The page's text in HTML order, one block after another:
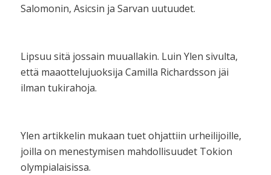
Salomonin, Asicsin ja Sarvan uutuudet.
Lipsuu sitä jossain muuallakin. Luin Ylen sivulta,
että maaottelujuoksija Camilla Richardsson jäi
ilman tukirahoja.
Ylen artikkelin mukaan tuet ohjattiin urheilijoille,
joilla on menestymisen mahdollisuudet Tokion
olympialaisissa.